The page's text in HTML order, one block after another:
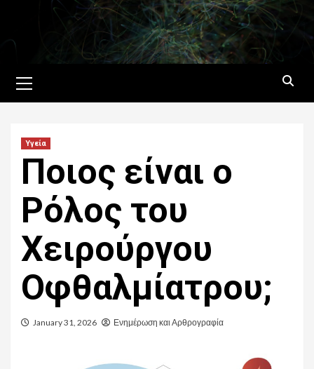
content
Menu
Υγεία
Ποιος είναι ο
Ρόλος του
Χειρούργου
Οφθαλμίατρου;
January 31, 2026 Ενημέρωση και Αρθρογραφία